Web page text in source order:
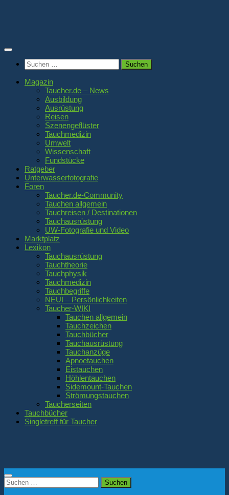
Suchen
nach:
Magazin
Taucher.de – News
Ausbildung
Ausrüstung
Reisen
Szenengeflüster
Tauchmedizin
Umwelt
Wissenschaft
Fundstücke
Ratgeber
Unterwasserfotografie
Foren
Taucher.de-Community
Tauchen allgemein
Tauchreisen / Destinationen
Tauchausrüstung
UW-Fotografie und Video
Marktplatz
Lexikon
Tauchausrüstung
Tauchtheorie
Tauchphysik
Tauchmedizin
Tauchbegriffe
NEU! – Persönlichkeiten
Taucher-WIKI
Tauchen allgemein
Tauchzeichen
Tauchbücher
Tauchausrüstung
Tauchanzüge
Apnoetauchen
Eistauchen
Höhlentauchen
Sidemount-Tauchen
Strömungstauchen
Taucherseiten
Tauchbücher
Singletreff für Taucher
Suchen
nach: